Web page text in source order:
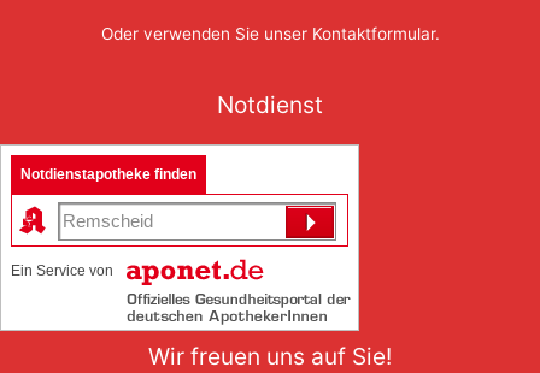
Oder verwenden Sie unser Kontaktformular.
Notdienst
Notdienstapotheke finden
Ein Service von
Wir freuen uns auf Sie!